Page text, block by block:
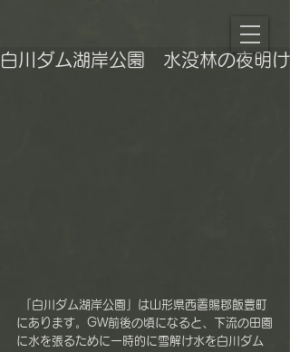
白川ダム湖岸公園 水没林の夜明け
にあります。GW前後の頃になると、下流の田園
に水を張るために一時的に雪解け水を白川ダム